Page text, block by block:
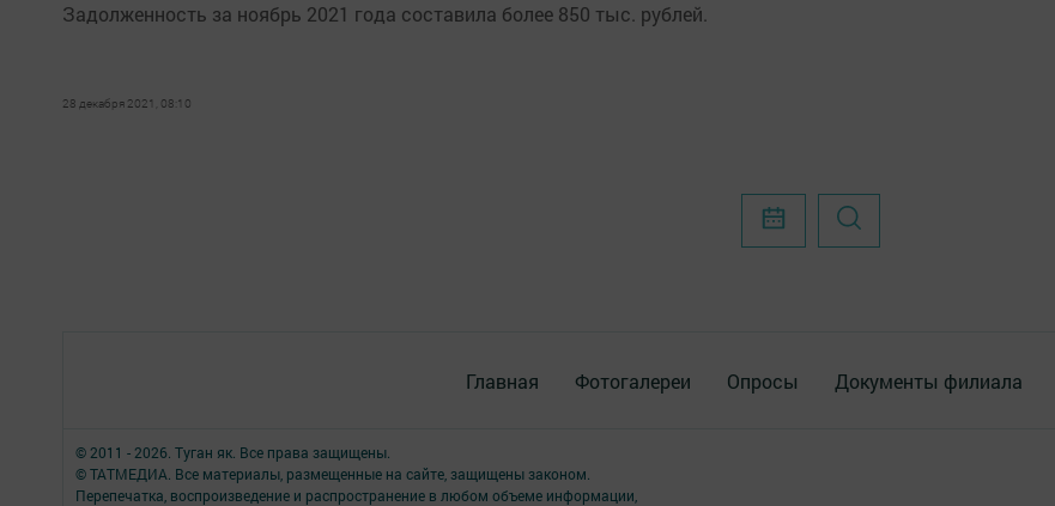
Задолженность за ноябрь 2021 года составила более 850 тыс. рублей.
28 декабря 2021, 08:10
Главная Фотогалереи Опросы Документы филиала
© 2011 - 2026. Туган як. Все права защищены.
© ТАТМЕДИА. Все материалы, размещенные на сайте, защищены законом.
Перепечатка, воспроизведение и распространение в любом объеме информации,